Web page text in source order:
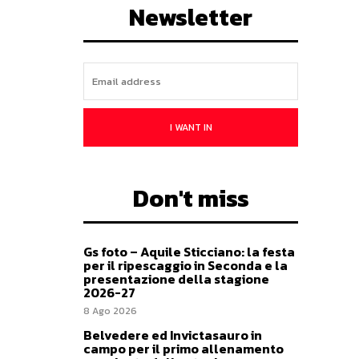
Newsletter
I WANT IN
Don't miss
Gs foto – Aquile Sticciano: la festa
per il ripescaggio in Seconda e la
presentazione della stagione
2026-27
8 Ago 2026
Belvedere ed Invictasauro in
campo per il primo allenamento